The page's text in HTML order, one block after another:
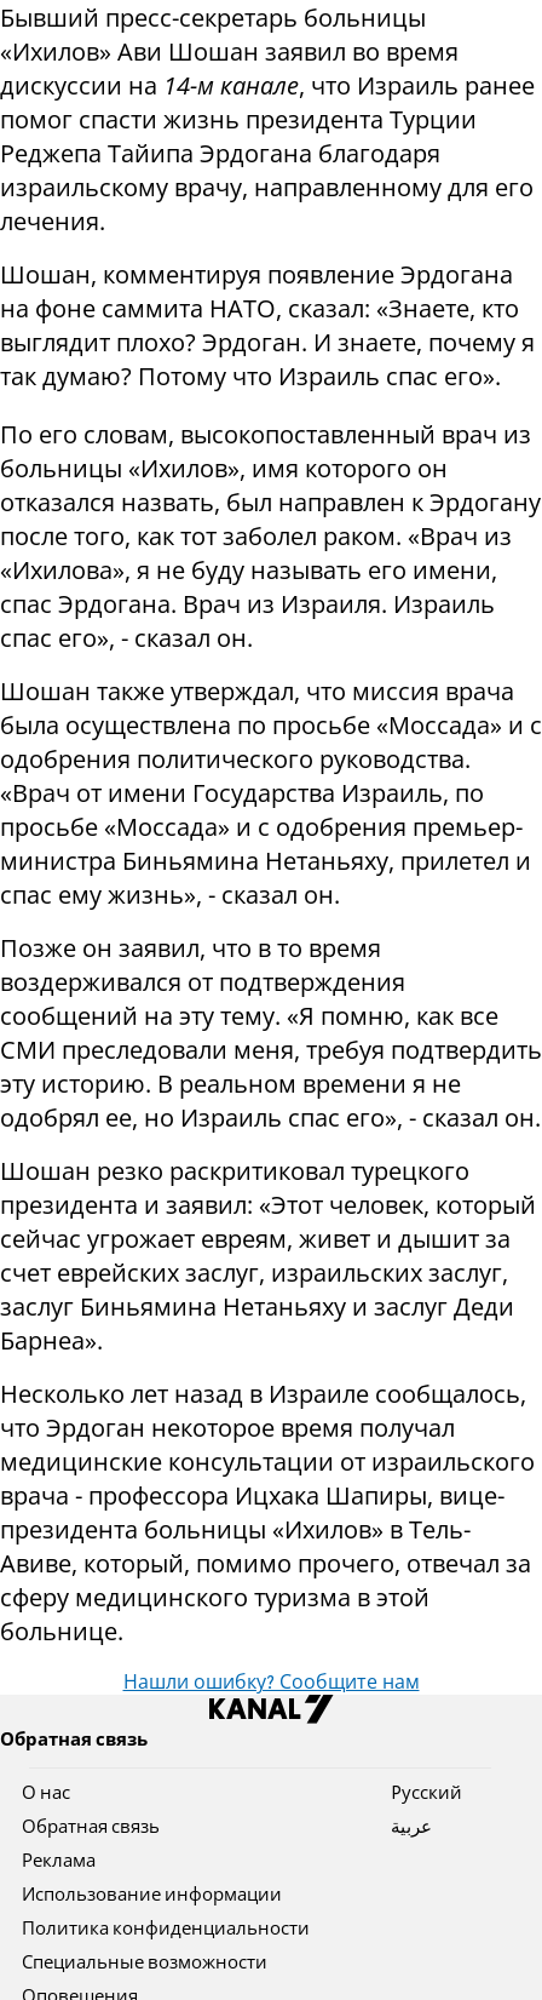
Бывший пресс-секретарь больницы
«Ихилов» Ави Шошан заявил во время
дискуссии на 14-м канале, что Израиль ранее
помог спасти жизнь президента Турции
Реджепа Тайипа Эрдогана благодаря
израильскому врачу, направленному для его
лечения.
Шошан, комментируя появление Эрдогана
на фоне саммита НАТО, сказал: «Знаете, кто
выглядит плохо? Эрдоган. И знаете, почему я
так думаю? Потому что Израиль спас его».
По его словам, высокопоставленный врач из
больницы «Ихилов», имя которого он
отказался назвать, был направлен к Эрдогану
после того, как тот заболел раком. «Врач из
«Ихилова», я не буду называть его имени,
спас Эрдогана. Врач из Израиля. Израиль
спас его», - сказал он.
Шошан также утверждал, что миссия врача
была осуществлена ​​по просьбе «Моссада» и с
одобрения политического руководства.
«Врач от имени Государства Израиль, по
просьбе «Моссада» и с одобрения премьер-
министра Биньямина Нетаньяху, прилетел и
спас ему жизнь», - сказал он.
Позже он заявил, что в то время
воздерживался от подтверждения
сообщений на эту тему. «Я помню, как все
СМИ преследовали меня, требуя подтвердить
эту историю. В реальном времени я не
одобрял ее, но Израиль спас его», - сказал он.
Шошан резко раскритиковал турецкого
президента и заявил: «Этот человек, который
сейчас угрожает евреям, живет и дышит за
счет еврейских заслуг, израильских заслуг,
заслуг Биньямина Нетаньяху и заслуг Деди
Барнеа».
Несколько лет назад в Израиле сообщалось,
что Эрдоган некоторое время получал
медицинские консультации от израильского
врача - профессора Ицхака Шапиры, вице-
президента больницы «Ихилов» в Тель-
Авиве, который, помимо прочего, отвечал за
сферу медицинского туризма в этой
больнице.
Нашли ошибку? Сообщите нам
Обратная связь
О нас
Обратная связь
Реклама
Использование информации
Политика конфиденциальности
Специальные возможности
Pусский
عربية